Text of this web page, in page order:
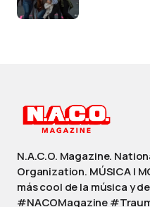
N.A.C.O. Magazine.
Organization. MÚSICA |
más cool de la música y
#NACOMagazine